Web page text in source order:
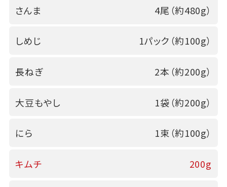
さんま 4尾（約480g）
しめじ 1パック（約100g）
長ねぎ 2本（約200g）
大豆もやし 1袋（約200g）
にら 1束（約100g）
キムチ 200g